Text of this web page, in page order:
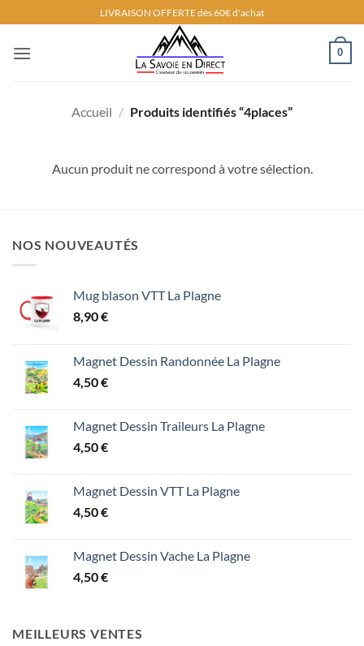
au
contenu
LIVRAISON OFFERTE dès 60€ d'achat
0
Accueil / Produits identifiés “4places”
Aucun produit ne correspond à votre sélection.
NOS NOUVEAUTÉS
Mug blason VTT La Plagne
8,90€
Magnet Dessin Randonnée La Plagne
4,50€
Magnet Dessin Traileurs La Plagne
4,50€
Magnet Dessin VTT La Plagne
4,50€
Magnet Dessin Vache La Plagne
4,50€
MEILLEURS VENTES